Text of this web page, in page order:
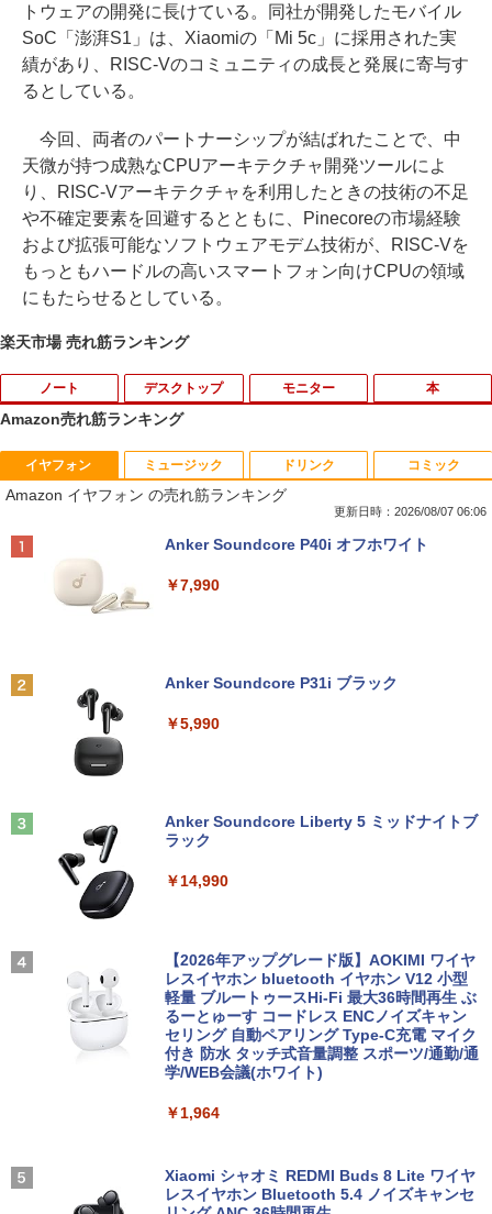
トウェアの開発に長けている。同社が開発したモバイル
SoC「澎湃S1」は、Xiaomiの「Mi 5c」に採用された実
績があり、RISC-Vのコミュニティの成長と発展に寄与す
るとしている。
今回、両者のパートナーシップが結ばれたことで、中
天微が持つ成熟なCPUアーキテクチャ開発ツールによ
り、RISC-Vアーキテクチャを利用したときの技術の不足
や不確定要素を回避するとともに、Pinecoreの市場経験
および拡張可能なソフトウェアモデム技術が、RISC-Vを
もっともハードルの高いスマートフォン向けCPUの領域
にもたらせるとしている。
楽天市場 売れ筋ランキング
ノート
1
タブレットPC Microsoft Surface Pro 5/
7+ 12.3インチ メモリ 8GB SSD256GB
第7世代Core-i5 2.6GHz 2K解像度 2736
HDMI / Windows 11 Pro 中古タブレット
ト WIFI Bluetooth
古ノートパソコン 第11世代 Core i5 メモ
日保証 送料無料
パソコン 新品 15.6インチ パソコン ノー
トPC CPU Intel Pentium GOLD 6500Y
メモリ12GB SSD 256GB 15インチ フル
HD HDMI USB3.0 WEBカメラ 無線LAN
Wifi Windows11 office JIS 日本語キー
ボード 新生活 事務 学生 初心者 NC15J
【マラソンセール期間中ポイント5倍】中
古ノートパソコン 第8世代 Core i5 メモ
リ8GB SSD512GB 15.6インチ WXGA テ
デスクトップ
1
ポイント10倍 中古パソコン デスクトッ
プパソコン Windows 11【Office付】
【Windows 11 Pro 64Bit搭載】DELL O
D 120GB/DVD-ROM/送料無料【オプショ
【エントリーでポイント100％還元のチ
ore i3 10110U 16GB DDR4 64GBまで増
ップPC
コン PC 一体型 新品 Windows11 27型 C
ore i7 第4世代 Office付き メモリ16GB
SSD512GB 初期設定済 ホワイト ブラッ
ク
￥69,800
￥124,800
モニター
1
【マラソンセール期間中ポイント5倍】中
古モニター 17インチ スクエア 店長おま
かせ VGA / DVI ケーブル付き サブモニタ
日保証 送料無料
￥2,980
2
【楽天1位！保護レザーケース付き】【タ
ッチ選択】 モバイルモニター 15.6インチ
高画質 デュアルモニター サブモニター
￥9,999
型 角度調整 VESA 100Hz 液晶HDMI VGA
PS5 Nintendo Switch 3年保証 転送不可
(型番: 9U5C1AA)
￥12,900
24G4/11 23.8インチ フルHD 180Hz ゲー
￥13,591
本
1
独身貴族は異世界を謳歌する 〜結婚し
ない男の優雅なおひとりさまライフ〜
（8） 【電子書籍】[ 駒鳥ひわ ]
￥792
￥792
￥1,155
発行年月202603 28229010R
￥19,800
茶々京色 ]
Amazon売れ筋ランキング
イヤフォン
Amazon イヤフォン の売れ筋ランキング
更新日時：2026/08/07 06:06
Anker Soundcore P40i オフホワイト
￥7,990
Anker Soundcore P31i ブラック
￥5,990
Anker Soundcore Liberty 5 ミッドナイトブ
ラック
￥14,990
【2026年アップグレード版】AOKIMI ワイヤ
レスイヤホン bluetooth イヤホン V12 小型
軽量 ブルートゥースHi-Fi 最大36時間再生 ぶ
るーとゅーす コードレス ENCノイズキャン
セリング 自動ペアリング Type-C充電 マイク
付き 防水 タッチ式音量調整 スポーツ/通勤/通
学/WEB会議(ホワイト)
￥1,964
Xiaomi シャオミ REDMI Buds 8 Lite ワイヤ
レスイヤホン Bluetooth 5.4 ノイズキャンセ
ミュージック ドリンク コミック